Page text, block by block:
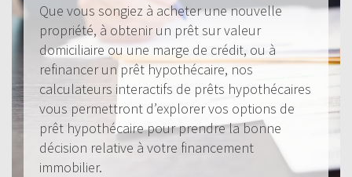
Que vous songiez à acheter une nouvelle
propriété, à obtenir un prêt sur valeur
domiciliaire ou une marge de crédit, ou à
refinancer un prêt hypothécaire, nos
calculateurs interactifs de prêts hypothécaires
vous permettront d’explorer vos options de
prêt hypothécaire pour prendre la bonne
décision relative à votre financement
immobilier.